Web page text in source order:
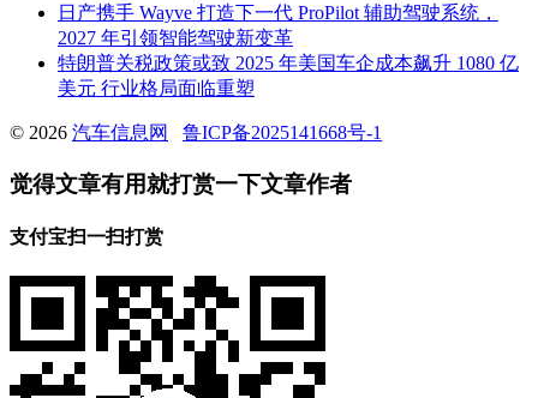
日产携手 Wayve 打造下一代 ProPilot 辅助驾驶系统，
2027 年引领智能驾驶新变革
特朗普关税政策或致 2025 年美国车企成本飙升 1080 亿
美元 行业格局面临重塑
© 2026 汽车信息网 鲁ICP备2025141668号-1
觉得文章有用就打赏一下文章作者
支付宝扫一扫打赏